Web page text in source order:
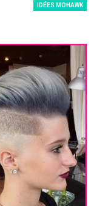
IDÉES MOHAWK